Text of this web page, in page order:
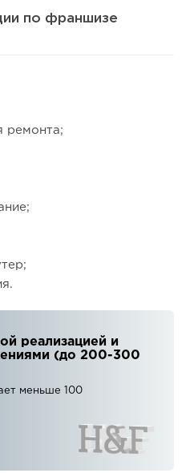
по франшизе
ремонта;
реализацией и
(до 200-300
меньше 100